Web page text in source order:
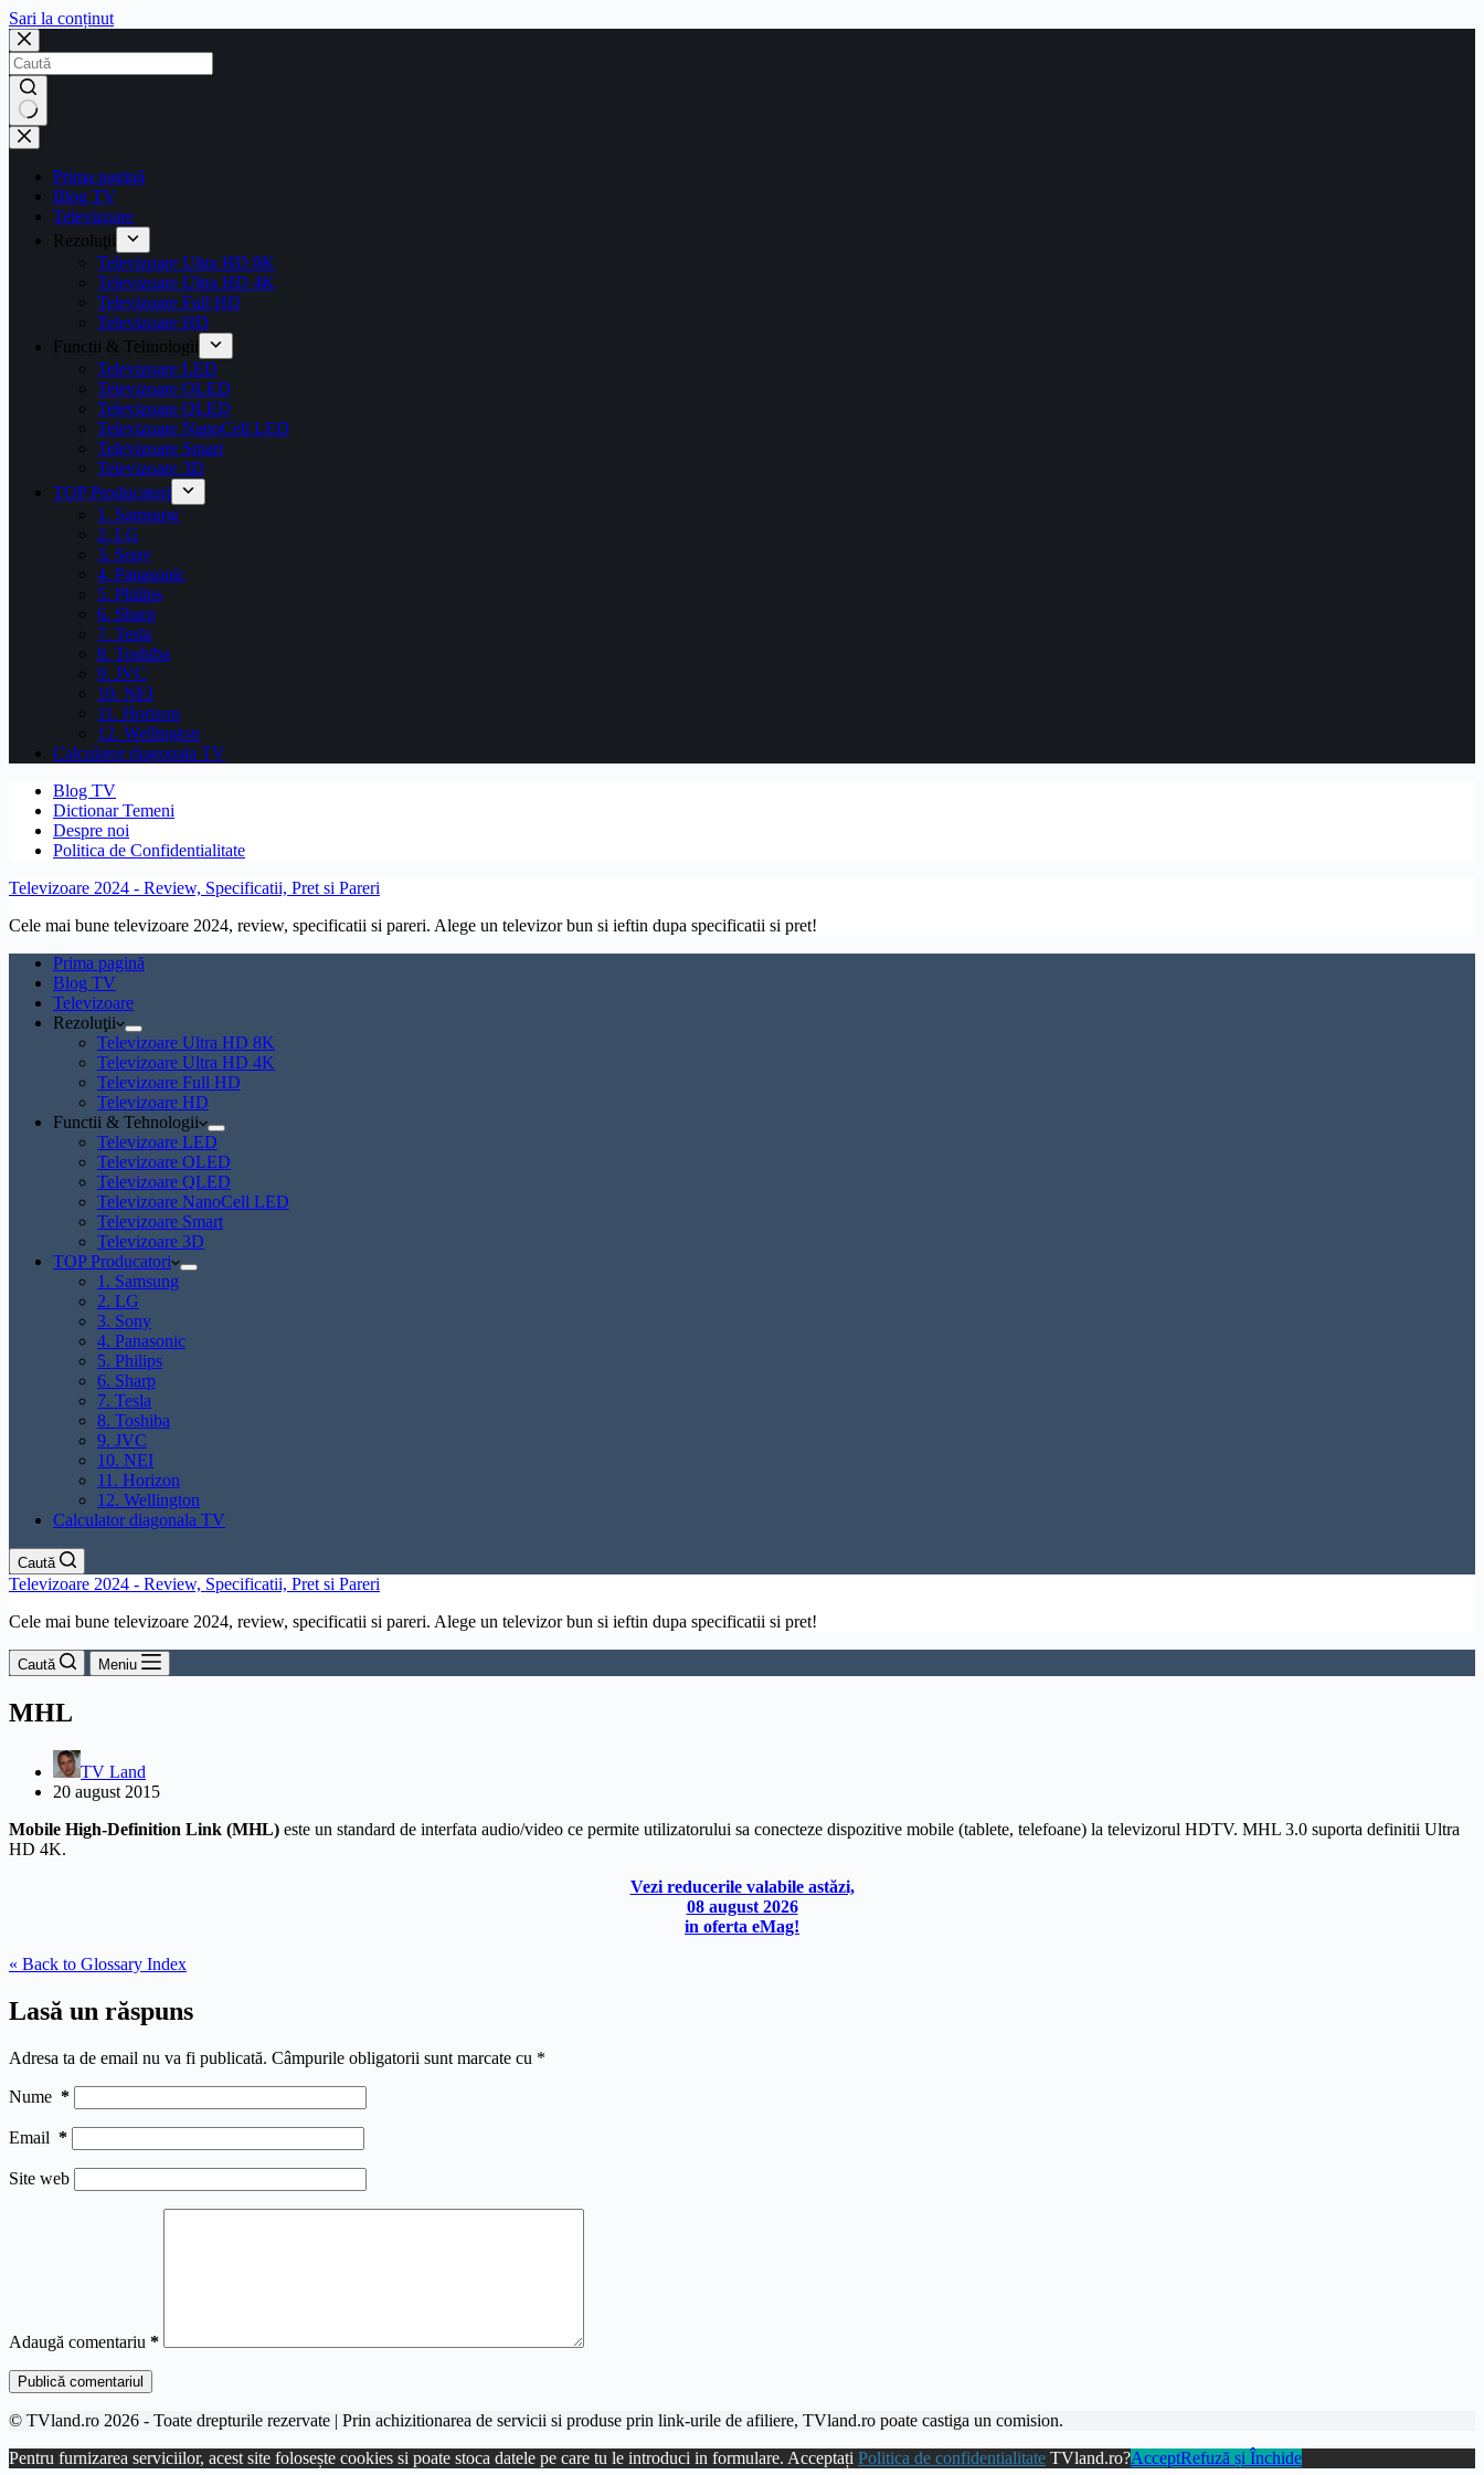
Sari la conținut
Prima pagină
Blog TV
Televizoare
Rezoluţii
Televizoare Ultra HD 8K
Televizoare Ultra HD 4K
Televizoare Full HD
Televizoare HD
Functii & Tehnologii
Televizoare LED
Televizoare OLED
Televizoare QLED
Televizoare NanoCell LED
Televizoare Smart
Televizoare 3D
TOP Producatori
1. Samsung
2. LG
3. Sony
4. Panasonic
5. Philips
6. Sharp
7. Tesla
8. Toshiba
9. JVC
10. NEI
11. Horizon
12. Wellington
Calculator diagonala TV
Blog TV
Dictionar Temeni
Despre noi
Politica de Confidentialitate
Televizoare 2024 - Review, Specificatii, Pret si Pareri
Cele mai bune televizoare 2024, review, specificatii si pareri. Alege un televizor bun si ieftin dupa specificatii si pret!
Prima pagină
Blog TV
Televizoare
Rezoluţii
Televizoare Ultra HD 8K
Televizoare Ultra HD 4K
Televizoare Full HD
Televizoare HD
Functii & Tehnologii
Televizoare LED
Televizoare OLED
Televizoare QLED
Televizoare NanoCell LED
Televizoare Smart
Televizoare 3D
TOP Producatori
1. Samsung
2. LG
3. Sony
4. Panasonic
5. Philips
6. Sharp
7. Tesla
8. Toshiba
9. JVC
10. NEI
11. Horizon
12. Wellington
Calculator diagonala TV
Caută
Televizoare 2024 - Review, Specificatii, Pret si Pareri
Cele mai bune televizoare 2024, review, specificatii si pareri. Alege un televizor bun si ieftin dupa specificatii si pret!
Caută Meniu
MHL
TV Land
20 august 2015
Mobile High-Definition Link (MHL) este un standard de interfata audio/video ce permite utilizatorului sa conecteze dispozitive mobile (tablete, telefoane) la televizorul HDTV. MHL 3.0 suporta definitii Ultra
HD 4K.
Vezi reducerile valabile astăzi,
08 august 2026
in oferta eMag!
« Back to Glossary Index
Lasă un răspuns
Adresa ta de email nu va fi publicată. Câmpurile obligatorii sunt marcate cu *
Nume *
Email *
Site web
Adaugă comentariu *
Publică comentariul
© TVland.ro 2026 - Toate drepturile rezervate | Prin achizitionarea de servicii si produse prin link-urile de afiliere, TVland.ro poate castiga un comision.
Pentru furnizarea serviciilor, acest site folosește cookies si poate stoca datele pe care tu le introduci in formulare. Acceptați Politica de confidentialitate TVland.ro?AcceptRefuză și Închide